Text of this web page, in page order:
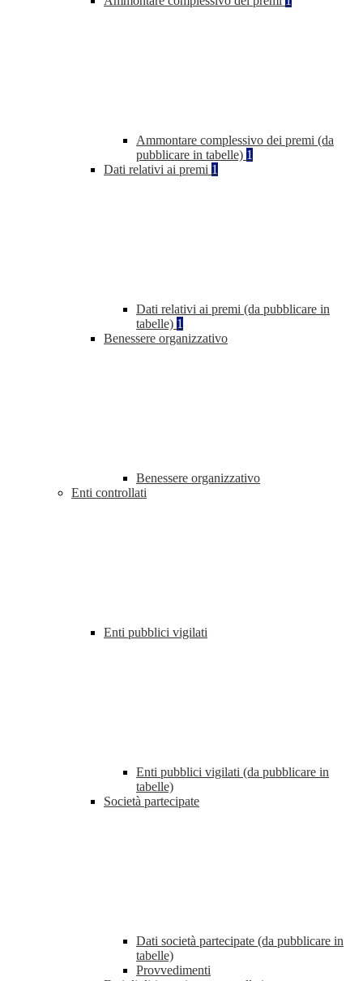
Ammontare complessivo dei premi (da
pubblicare in tabelle) 1
Dati relativi ai premi 1
Dati relativi ai premi (da pubblicare in
tabelle) 1
Benessere organizzativo
Benessere organizzativo
Enti controllati
Enti pubblici vigilati
Enti pubblici vigilati (da pubblicare in
tabelle)
Società partecipate
Dati società partecipate (da pubblicare in
tabelle)
Provvedimenti